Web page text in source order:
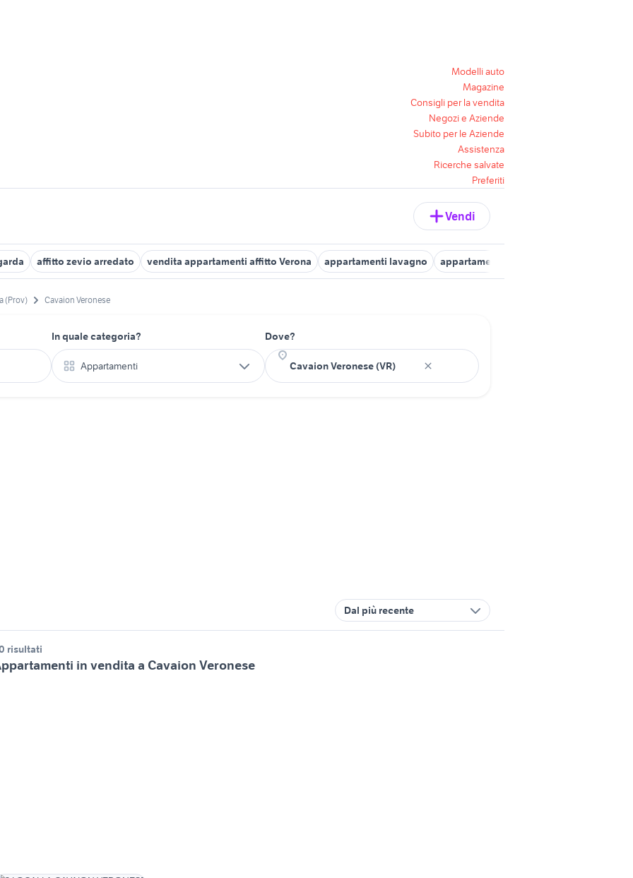
Modelli auto
Magazine
Consigli per la vendita
Negozi e Aziende
Subito per le Aziende
Assistenza
Ricerche salvate
Preferiti
Vendi
affitto zevio arredato vendita appartamenti affitto Verona appartamenti lavagno appartamenti legnago
(Prov) Cavaion Veronese
In quale categoria?
Appartamenti
Dove?
Dal più recente
risultati
in vendita a Cavaion Veronese